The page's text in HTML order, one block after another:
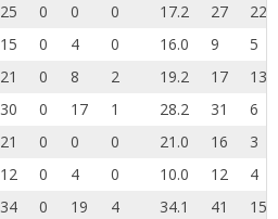
25 0 0 0 17.2 27
22
15 0 4 0 16.0 9
5
21 0 8 2 19.2 17
13
30 0 17 1 28.2 31
6
21 0 0 0 21.0 16
3
12 0 4 0 10.0 12
4
34 0 19 4 34.1 41 15